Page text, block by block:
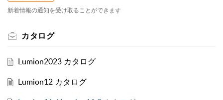
新着情報の通知を受け取ることができます
カタログ
Lumion2023 カタログ
Lumion12 カタログ